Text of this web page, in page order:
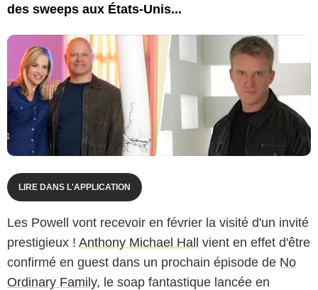
des sweeps aux États-Unis...
LIRE DANS L'APPLICATION
Les Powell vont recevoir en février la visité d'un invité
prestigieux ! Anthony Michael Hall vient en effet d'être
confirmé en guest dans un prochain épisode de No
Ordinary Family, le soap fantastique lancée en